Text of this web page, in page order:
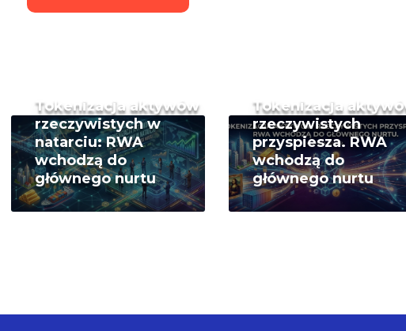
Tokenizacja aktywów
rzeczywistych w
natarciu: RWA
wchodzą do
głównego nurtu
Tokenizacja
rzeczywistych
przyspiesza. RWA
wchodzą do
głównego nurtu